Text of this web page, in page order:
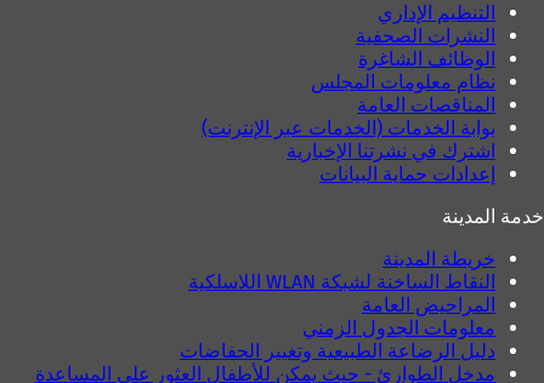
التنظيم الإداري
النشرات الصحفية
الوظائف الشاغرة
نظام معلومات المجلس
المناقصات العامة
بوابة الخدمات (الخدمات عبر الإنترنت)
اشترك في نشرتنا الإخبارية
إعدادات حماية البيانات
خدمة المدينة
خريطة المدينة
النقاط الساخنة لشبكة WLAN اللاسلكية
المراحيض العامة
معلومات الجدول الزمني
دليل الرضاعة الطبيعية وتغيير الحفاضات
مدخل الطوارئ - حيث يمكن للأطفال العثور على المساعدة